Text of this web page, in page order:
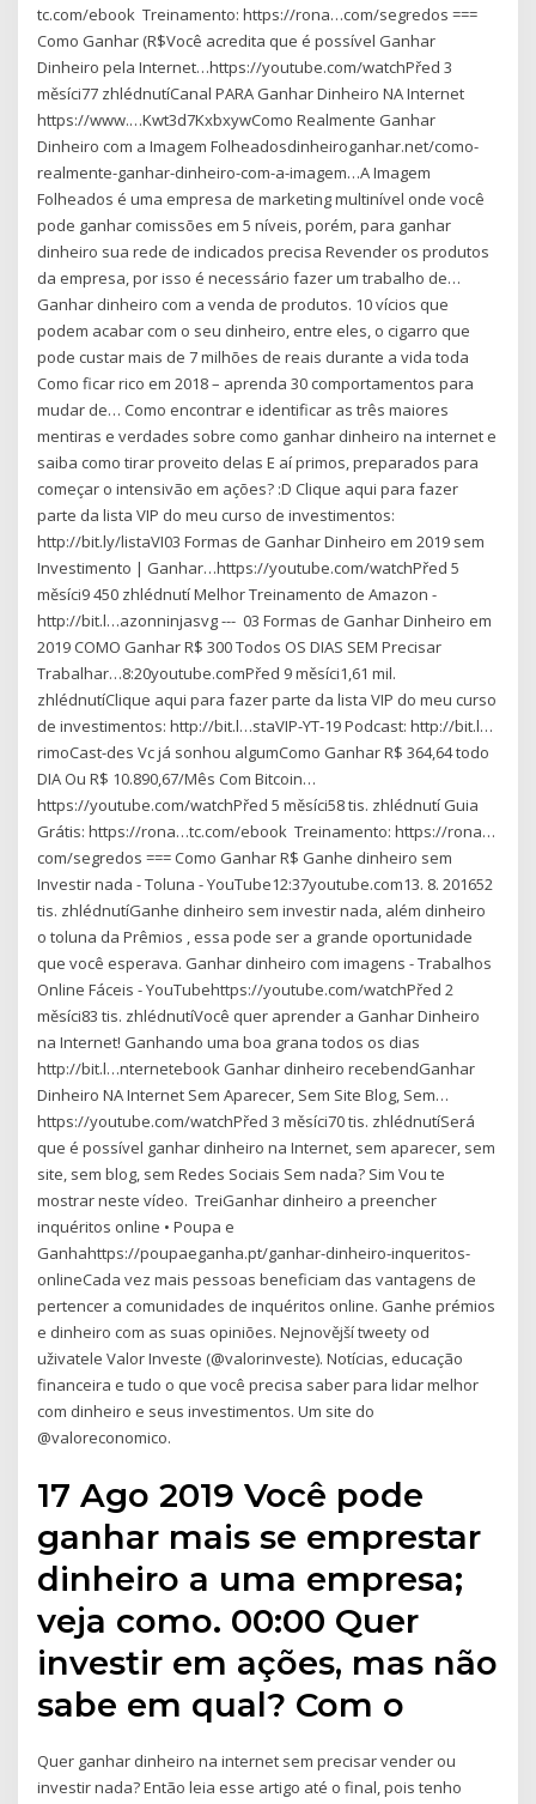
tc.com/ebook ️️ Treinamento: https://rona…com/segredos ===
Como Ganhar (R$Você acredita que é possível Ganhar
Dinheiro pela Internet…https://youtube.com/watchPřed 3
měsíci77 zhlédnutíCanal PARA Ganhar Dinheiro NA Internet
https://www.…Kwt3d7KxbxywComo Realmente Ganhar
Dinheiro com a Imagem Folheadosdinheiroganhar.net/como-
realmente-ganhar-dinheiro-com-a-imagem…A Imagem
Folheados é uma empresa de marketing multinível onde você
pode ganhar comissões em 5 níveis, porém, para ganhar
dinheiro sua rede de indicados precisa Revender os produtos
da empresa, por isso é necessário fazer um trabalho de…
Ganhar dinheiro com a venda de produtos. 10 vícios que
podem acabar com o seu dinheiro, entre eles, o cigarro que
pode custar mais de 7 milhões de reais durante a vida toda
Como ficar rico em 2018 – aprenda 30 comportamentos para
mudar de… Como encontrar e identificar as três maiores
mentiras e verdades sobre como ganhar dinheiro na internet e
saiba como tirar proveito delas E aí primos, preparados para
começar o intensivão em ações? :D Clique aqui para fazer
parte da lista VIP do meu curso de investimentos:
http://bit.ly/listaVI03 Formas de Ganhar Dinheiro em 2019 sem
Investimento | Ganhar…https://youtube.com/watchPřed 5
měsíci9 450 zhlédnutí️ Melhor Treinamento de Amazon -
http://bit.l…azonninjasvg --- ️ 03 Formas de Ganhar Dinheiro em
2019 COMO Ganhar R$ 300 Todos OS DIAS SEM Precisar
Trabalhar…8:20youtube.comPřed 9 měsíci1,61 mil.
zhlédnutíClique aqui para fazer parte da lista VIP do meu curso
de investimentos: http://bit.l…staVIP-YT-19 Podcast: http://bit.l…
rimoCast-des Vc já sonhou algumComo Ganhar R$ 364,64 todo
DIA Ou R$ 10.890,67/Mês Com Bitcoin…
https://youtube.com/watchPřed 5 měsíci58 tis. zhlédnutí Guia
Grátis: https://rona…tc.com/ebook ️️ Treinamento: https://rona…
com/segredos === Como Ganhar R$ Ganhe dinheiro sem
Investir nada - Toluna - YouTube12:37youtube.com13. 8. 201652
tis. zhlédnutíGanhe dinheiro sem investir nada, além dinheiro
o toluna da Prêmios , essa pode ser a grande oportunidade
que você esperava. Ganhar dinheiro com imagens - Trabalhos
Online Fáceis - YouTubehttps://youtube.com/watchPřed 2
měsíci83 tis. zhlédnutíVocê quer aprender a Ganhar Dinheiro
na Internet! Ganhando uma boa grana todos os dias
http://bit.l…nternetebook Ganhar dinheiro recebendGanhar
Dinheiro NA Internet Sem Aparecer, Sem Site Blog, Sem…
https://youtube.com/watchPřed 3 měsíci70 tis. zhlédnutíSerá
que é possível ganhar dinheiro na Internet, sem aparecer, sem
site, sem blog, sem Redes Sociais Sem nada? Sim Vou te
mostrar neste vídeo. ️️ TreiGanhar dinheiro a preencher
inquéritos online • Poupa e
Ganhahttps://poupaeganha.pt/ganhar-dinheiro-inqueritos-
onlineCada vez mais pessoas beneficiam das vantagens de
pertencer a comunidades de inquéritos online. Ganhe prémios
e dinheiro com as suas opiniões. Nejnovější tweety od
uživatele Valor Investe (@valorinveste). Notícias, educação
financeira e tudo o que você precisa saber para lidar melhor
com dinheiro e seus investimentos. Um site do
@valoreconomico.
17 Ago 2019 Você pode
ganhar mais se emprestar
dinheiro a uma empresa;
veja como. 00:00 Quer
investir em ações, mas não
sabe em qual? Com o
Quer ganhar dinheiro na internet sem precisar vender ou
investir nada? Então leia esse artigo até o final, pois tenho